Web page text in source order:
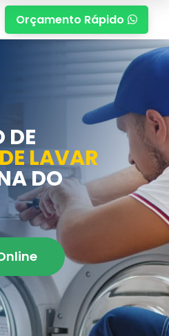
Orçamento Rápido 
DE
LAVAR
DO